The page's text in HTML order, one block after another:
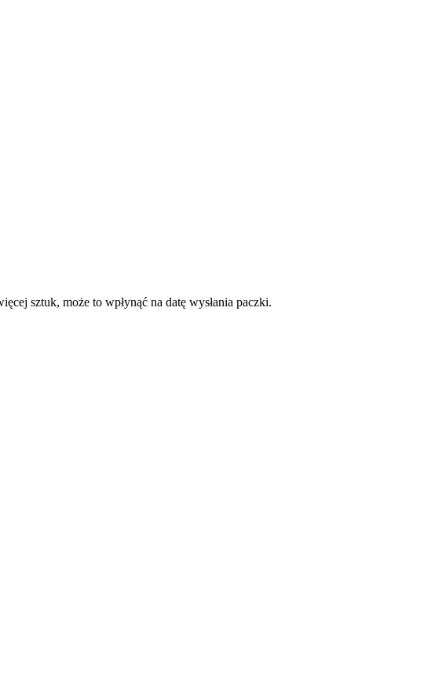
sztuk, może to wpłynąć na datę wysłania paczki.